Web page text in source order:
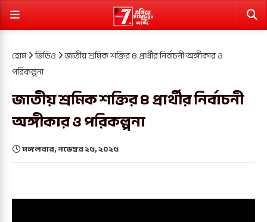
হোম ভিডিও জাতীয় শ্রমিক শক্তির ৪ প্রার্থীর নির্বাচনী অঙ্গীকার ও
পরিকল্পনা
জাতীয় শ্রমিক শক্তির ৪ প্রার্থীর নির্বাচনী
অঙ্গীকার ও পরিকল্পনা
মঙ্গলবার, নভেম্বর ২৫, ২০২৫